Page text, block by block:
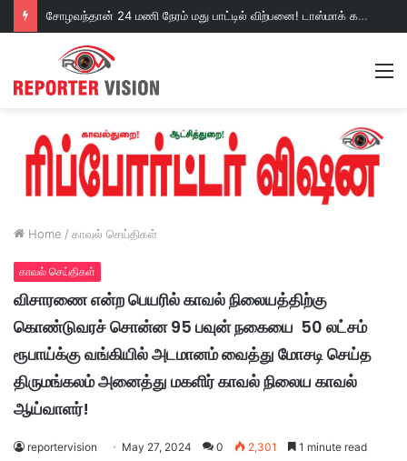
சோழவந்தான் 24 மணி நேரம் மது பாட்டில் விற்பனை! டாஸ்மாக் கடையை அகற்றக்கோரி பெண்கள் முற்றுகை போராட்டம்!https://youtu.be/y9p916tqOMs?si=p7N7Qbivb3WsTj2W
Home / காவல் செய்திகள்
காவல் செய்திகள்
விசாரணை என்ற பெயரில் காவல் நிலையத்திற்கு
கொண்டுவரச் சொன்ன 95 பவுன் நகையை 50 லட்சம்
ரூபாய்க்கு வங்கியில் அடமானம் வைத்து மோசடி செய்த
திருமங்கலம் அனைத்து மகளிர் காவல் நிலைய காவல்
ஆய்வாளர்!
reportervision May 27, 2024 0 2,301 1 minute read